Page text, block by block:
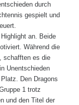
durch
gespielt und
an. Beide
Während die
schafften es die
Unentschieden
Den Dragons
1 trotz
und den Titel der